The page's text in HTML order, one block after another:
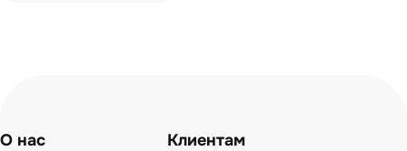
О нас
Клиентам